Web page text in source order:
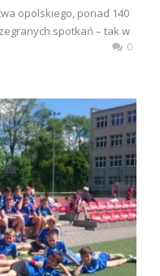
opolskiego, ponad 140
spotkań – tak w
0